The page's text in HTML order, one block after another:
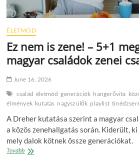
ÉLETMÓD
Ez nem is zene! – 5+1
magyar családok zenei
June 16, 2026
család életmód generációk hangerővita
élmények kutatás nagyszülők playlist
A Dreher kutatása szerint a magyar
a közös zenehallgatás során. Kiderült,
mely dalok kötnek össze generációkat.
TovábbEz